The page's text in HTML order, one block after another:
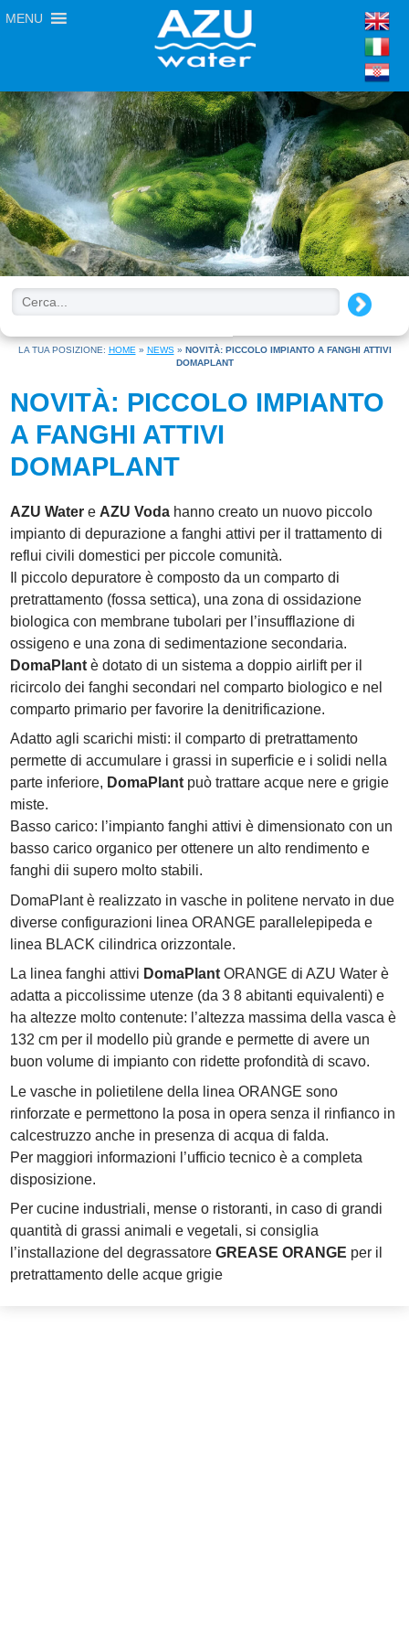
MENU
LA TUA POSIZIONE: HOME » NEWS» NOVITÀ: PICCOLO IMPIANTO A FANGHI ATTIVI
DOMAPLANT
NOVITÀ: PICCOLO IMPIANTO
A FANGHI ATTIVI
DOMAPLANT
AZU Water e AZU Voda hanno creato un nuovo piccolo
impianto di depurazione a fanghi attivi per il trattamento di
reflui civili domestici per piccole comunità.
Il piccolo depuratore è composto da un comparto di
pretrattamento (fossa settica), una zona di ossidazione
biologica con membrane tubolari per l’insufflazione di
ossigeno e una zona di sedimentazione secondaria.
DomaPlant è dotato di un sistema a doppio airlift per il
ricircolo dei fanghi secondari nel comparto biologico e nel
comparto primario per favorire la denitrificazione.
Adatto agli scarichi misti: il comparto di pretrattamento
permette di accumulare i grassi in superficie e i solidi nella
parte inferiore, DomaPlant può trattare acque nere e grigie
miste.
Basso carico: l’impianto fanghi attivi è dimensionato con un
basso carico organico per ottenere un alto rendimento e
fanghi dii supero molto stabili.
DomaPlant è realizzato in vasche in politene nervato in due
diverse configurazioni linea ORANGE parallelepipeda e
linea BLACK cilindrica orizzontale.
La linea fanghi attivi DomaPlant ORANGE di AZU Water è
adatta a piccolissime utenze (da 3 8 abitanti equivalenti) e
ha altezze molto contenute: l’altezza massima della vasca è
132 cm per il modello più grande e permette di avere un
buon volume di impianto con ridette profondità di scavo.
Le vasche in polietilene della linea ORANGE sono
rinforzate e permettono la posa in opera senza il rinfianco in
calcestruzzo anche in presenza di acqua di falda.
Per maggiori informazioni l’ufficio tecnico è a completa
disposizione.
Per cucine industriali, mense o ristoranti, in caso di grandi
quantità di grassi animali e vegetali, si consiglia
l’installazione del degrassatoreGREASE ORANGE per il
pretrattamento delle acque grigie